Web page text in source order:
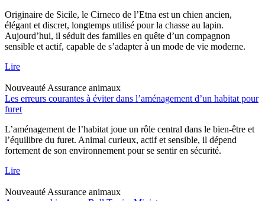
Originaire de Sicile, le Cirneco de l’Etna est un chien ancien,
élégant et discret, longtemps utilisé pour la chasse au lapin.
Aujourd’hui, il séduit des familles en quête d’un compagnon
sensible et actif, capable de s’adapter à un mode de vie moderne.
Lire
Nouveauté Assurance animaux
Les erreurs courantes à éviter dans l’aménagement d’un habitat pour
furet
L’aménagement de l’habitat joue un rôle central dans le bien-être et
l’équilibre du furet. Animal curieux, actif et sensible, il dépend
fortement de son environnement pour se sentir en sécurité.
Lire
Nouveauté Assurance animaux